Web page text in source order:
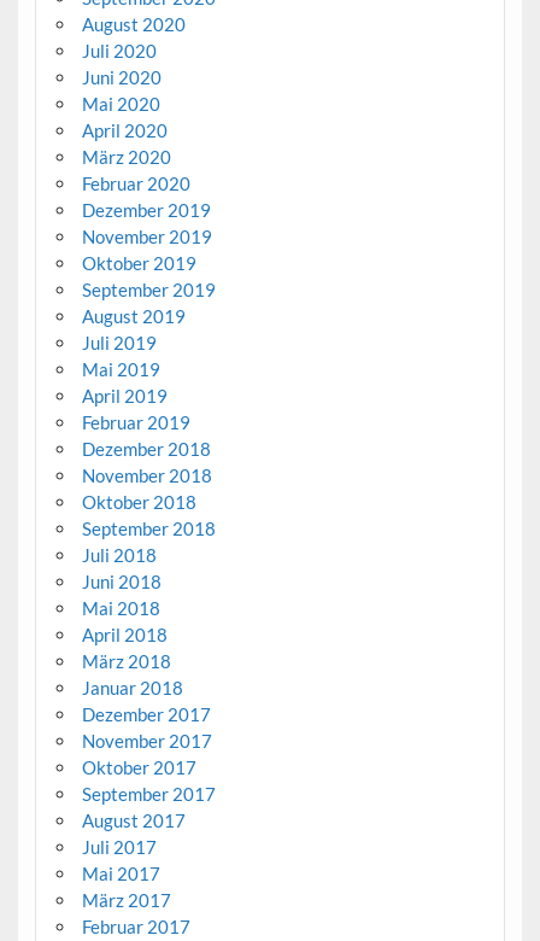
August 2020
Juli 2020
Juni 2020
Mai 2020
April 2020
März 2020
Februar 2020
Dezember 2019
November 2019
Oktober 2019
September 2019
August 2019
Juli 2019
Mai 2019
April 2019
Februar 2019
Dezember 2018
November 2018
Oktober 2018
September 2018
Juli 2018
Juni 2018
Mai 2018
April 2018
März 2018
Januar 2018
Dezember 2017
November 2017
Oktober 2017
September 2017
August 2017
Juli 2017
Mai 2017
März 2017
Februar 2017